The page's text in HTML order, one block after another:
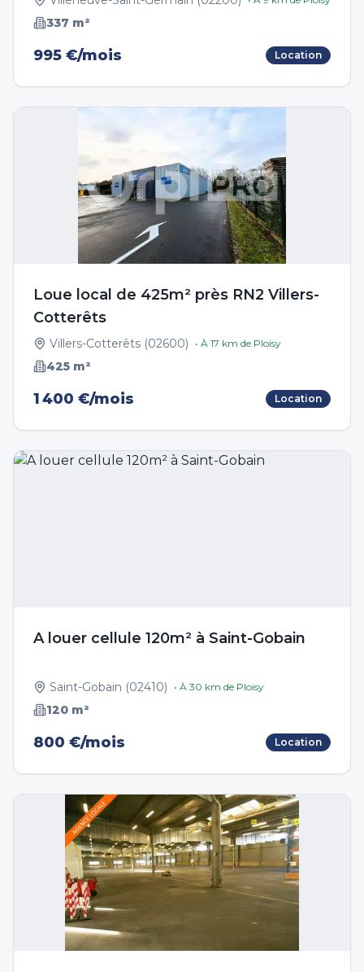
337 m²
995 €/mois Location
Loue local de 425m² près RN2 Villers-
Cotterêts
Villers-Cotterêts (02600) • À 17 km de Ploisy
425 m²
1 400 €/mois Location
A louer cellule 120m² à Saint-Gobain
Saint-Gobain (02410) • À 30 km de Ploisy
120 m²
800 €/mois Location